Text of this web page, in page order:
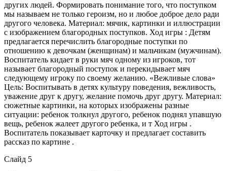
других людей. Формировать понимание того, что поступком
мы называем не только героизм, но и любое доброе дело ради
другого человека. Материал: мячик, картинки и иллюстрации
с изображением благородных поступков. Ход игры : Детям
предлагается перечислить благородные поступки по
отношению к девочкам (женщинам) и мальчикам (мужчинам).
Воспитатель кидает в руки мяч одному из игроков, тот
называет благородный поступок и перекидывает мяч
следующему игроку по своему желанию. «Вежливые слова»
Цель: Воспитывать в детях культуру поведения, вежливость,
уважение друг к другу, желание помочь друг другу. Материал:
сюжетные картинки, на которых изображены разные
ситуации: ребенок толкнул другого, ребенок поднял упавшую
вещь, ребенок жалеет другого ребенка, и т Ход игры .
Воспитатель показывает карточку и предлагает составить
рассказ по картине .
Слайд 5